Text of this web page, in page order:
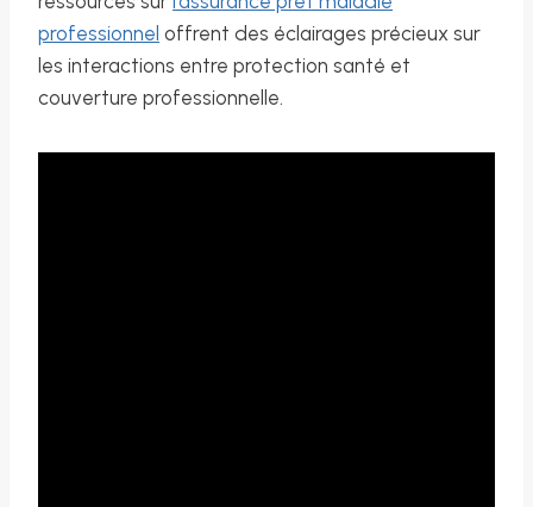
professionnel offrent des éclairages précieux sur
les interactions entre protection santé et
couverture professionnelle.